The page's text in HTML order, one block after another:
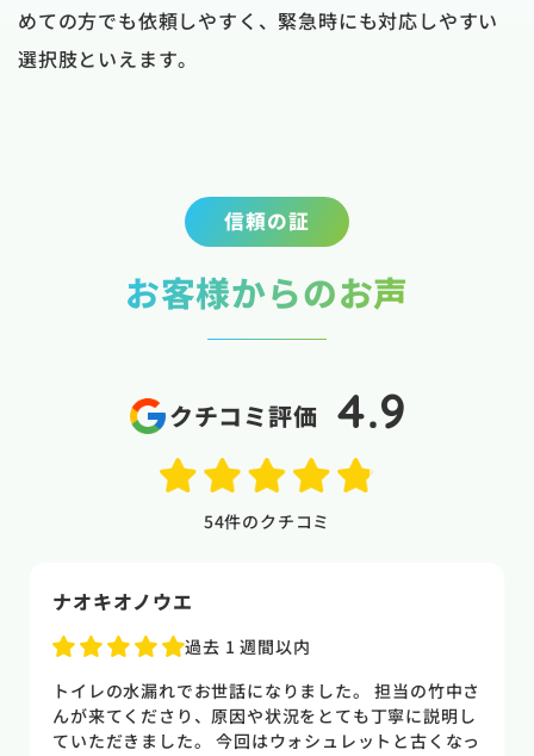
めての方でも依頼しやすく、緊急時にも対応しやすい
選択肢といえます。
信頼の証
お客様からのお声
クチコミ評価 4.9
54件のクチコミ
naoki higasi
1 か月前
トイレの水漏れがあり来ていただきました。水漏れ箇
所もすぐに判明しました。10数年使用していた一体型
のトイレだった為使いやすさ等しっかりと説明してい